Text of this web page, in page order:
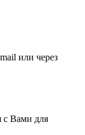
или через
с Вами для